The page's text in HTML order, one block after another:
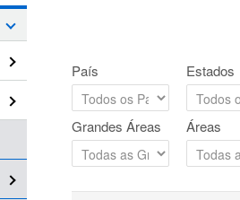
País Estados
Grandes Áreas Áreas